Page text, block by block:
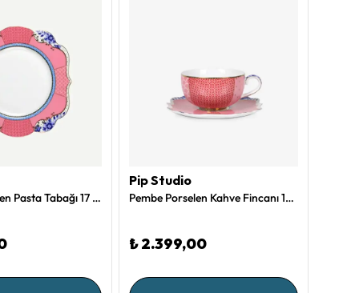
Pembe Porselen Pasta Tabağı 17 Cm Royal Collection by Pip Studio
Pip Studio
Pembe Porselen Kahve Fincanı 125 Ml Royal Collection by Pip Studio
₺ 2.399,00